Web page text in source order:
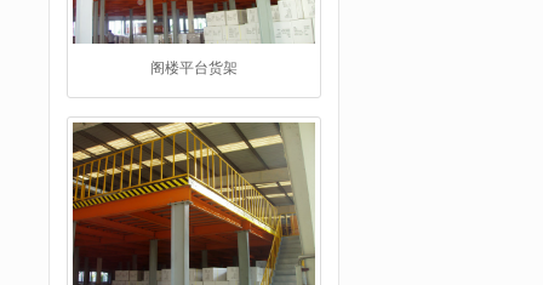
工字钢阁楼货架